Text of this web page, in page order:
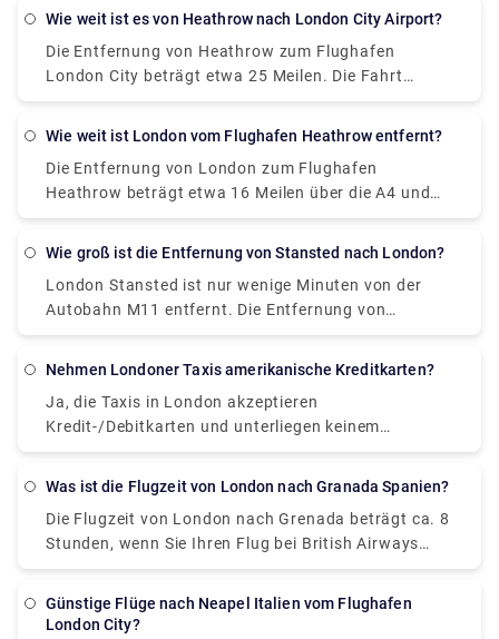
den Heathrow Express, dessen Nonstop-Züge Sie in
nur 30 Minuten vom Terminal (Flughafen Heathrow)
ins Stadtzentrum bringen, oder Sie können auch ein
privates Transfertaxi von unserer Website buchen
(Rydeu ) kostet £45–£70 und die Fahrzeit beträgt
Wie weit ist es von Heathrow nach London City Airport?
Die Entfernung von Heathrow zum Flughafen
London City beträgt etwa 25 Meilen. Die Fahrt
dauert 1 Stunde mit dem Taxi, 20 Minuten mit dem
Wie weit ist London vom Flughafen Heathrow entfernt?
Die Entfernung von London zum Flughafen
Heathrow beträgt etwa 16 Meilen über die A4 und
M4. Die Kosten nach London betragen 45–70 £ mit
Die Fahrzeit beträgt etwa 1 Stunde mit dem Taxi, 15-
20 Minuten mit dem Zug, 30 Minuten mit dem Auto.
Die Dauer kann jedoch je nach Verkehr, Abholzeit,
Wetterbedingungen usw. variieren.
Wie groß ist die Entfernung von Stansted nach London?
London Stansted ist nur wenige Minuten von der
Autobahn M11 entfernt. Die Entfernung von
Stansted zum Zentrum von London beträgt etwa 40
dem Stansted Express-Zugservice und in 1,5
Stunden mit einem Mietwagen.
Nehmen Londoner Taxis amerikanische Kreditkarten?
Ja, die Taxis in London akzeptieren
Kredit-/Debitkarten und unterliegen keinem
Aufpreis, der früher etwa 1 £ betrug. Damit können
möchten, können Sie Ihre Reise dennoch bar
bezahlen, da es diesbezüglich keine feste Regel gibt.
Was ist die Flugzeit von London nach Granada Spanien?
Die Flugzeit von London nach Grenada beträgt ca. 8
Stunden, wenn Sie Ihren Flug bei British Airways
buchen. Der Flug wird zunächst in etwa 6 Stunden in
Karibikinsel Grenada nehmen, der für die Strecke
Günstige Flüge nach Neapel Italien vom Flughafen
London City?